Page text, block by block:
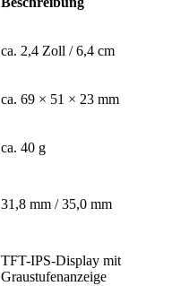
ca. 2,4 Zoll / 6,4 cm
ca. 69 × 51 × 23 mm
ca. 40 g
31,8 mm / 35,0 mm
TFT-IPS-Display mit
Graustufenanzeige